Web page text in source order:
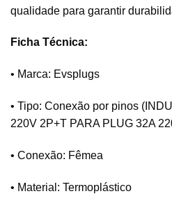
qualidade para garantir
Ficha Técnica:
• Marca: Evsplugs
• Tipo: Conexão por pinos
220V 2P+T PARA PLUG 32A
• Conexão: Fêmea
• Material: Termoplástico